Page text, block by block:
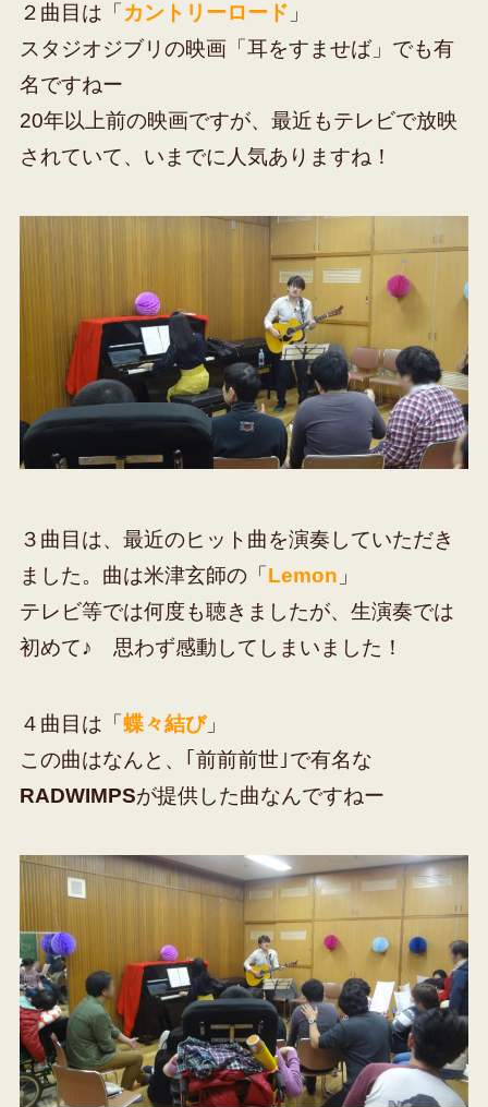
２曲目は「 カントリーロード 」
スタジオジブリの映画「耳をすませば」でも有
名ですねー
20年以上前の映画ですが、最近もテレビで放映
されていて、いまでに人気ありますね！
３曲目は、最近のヒット曲を演奏していただき
ました。曲は米津玄師の「Lemon 」
テレビ等では何度も聴きましたが、生演奏では
初めて♪ 思わず感動してしまいました！
４曲目は「 蝶々結び」
この曲はなんと、｢前前前世｣で有名な
RADWIMPSが提供した曲なんですねー